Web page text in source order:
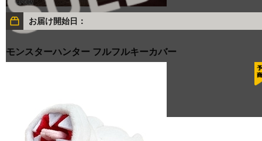
お届け開始日：
モンスターハンター フルフルキーカバー